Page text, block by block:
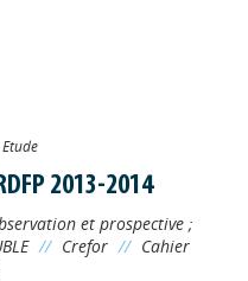
2013-2014
et prospective ;
// Crefor // Cahier